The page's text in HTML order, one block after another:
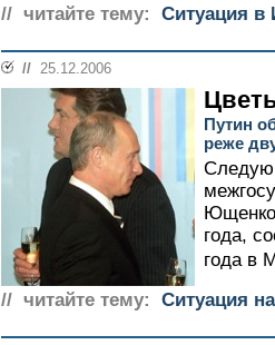
// читайте тему: Ситуация в
// 25.12.2006
Путин
реже
года,
года в
// читайте тему:
Ситуация